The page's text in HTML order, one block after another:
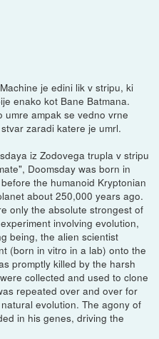
je edini lik v stripu, ki
enako kot Bane Batmana.
umre ampak se vedno vrne
zaradi katere je umrl.
iz Zodovega trupla v stripu
Doomsday was born in
the humanoid Kryptonian
about 250,000 years ago.
only the absolute strongest of
involving evolution,
being, the alien scientist
(born in vitro in a lab) onto the
promptly killed by the harsh
collected and used to clone
repeated over and over for
evolution. The agony of
in his genes, driving the